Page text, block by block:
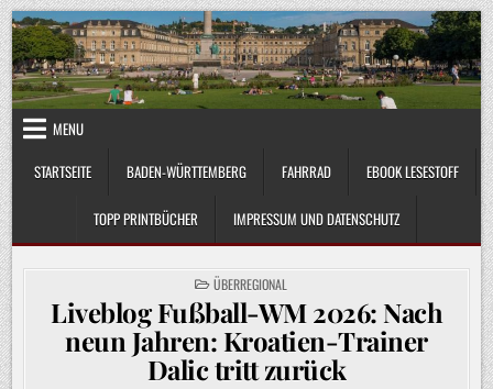
Skip
to
content
MENU
STARTSEITE
BADEN-WÜRTTEMBERG FAHRRAD EBOOK LESESTOFF
TOPP PRINTBÜCHER IMPRESSUM UND DATENSCHUTZ
POSTED
IN
ÜBERREGIONAL
Liveblog Fußball-WM 2026: Nach
neun Jahren: Kroatien-Trainer
Dalic tritt zurück